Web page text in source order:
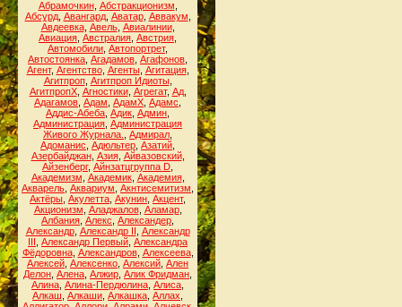
Абрамочкин, Абстракционизм
Абсурд, Авангард, Аватар, Аввакум
Авдеевка, Авель, Авиалинии,
Авиация Австралия Австрия
Автомобили Автопортрет,
Автостоянка Агадамов Агафонов
Агент, Агентство, Агенты, Агитация,
Агитпроп, Агитпроп Идиоты,
АгитпропХ, Агностики, Агрегат, Ад,
Адагамов Адам АдамХ Адамс
Аддис-Абеба Адик Админ
Администрация Администрация
Живого Журнала.
Адмирал
Адоманис Адюльтер Азатий
Азербайджан, Азия, Айвазовский,
Айзенберг, Айнзатцгруппа D
Академизм Академик, Академия,
Акварель Аквариум Акнтисемитизм
Актёры Акулетта Акунин Акцент,
Акционизм Аладжалов, Аламар,
Албания Алекс Александер
Александр, Александр II Александр
III Александр Первый Александра
Фёдоровна, Александров, Алексеева,
Алексей Алексенко Алексий Ален
Делон Алена Алжир Алик Фридман
Алина Алина-Пердюлина Алиса
Алкаш Алкаши Алкашка Аллах